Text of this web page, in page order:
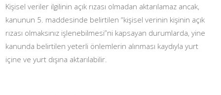
Kişisel veriler ilgilinin açık rızası olmadan aktarılamaz ancak,
kanunun 5. maddesinde belirtilen “kişisel verinin kişinin açık
rızası olmaksınız işlenebilmesi”ni kapsayan durumlarda, yine
kanunda belirtilen yeterli önlemlerin alınması kaydıyla yurt
içine ve yurt dışına aktarılabilir.